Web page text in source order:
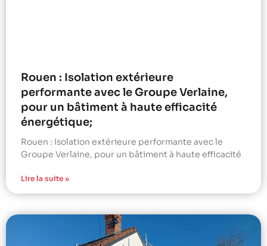
Rouen : Isolation extérieure
performante avec le Groupe Verlaine,
pour un bâtiment à haute efficacité
énergétique;
Rouen : Isolation extérieure performante avec le
Groupe Verlaine, pour un bâtiment à haute efficacité
Lire la suite »